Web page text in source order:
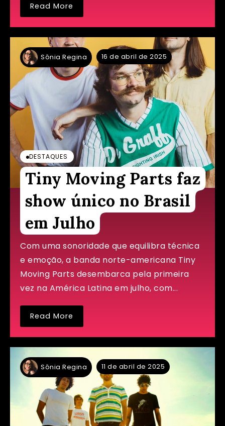
Read More
Sônia Regina 16 de abril de 2025
DESTAQUES
Tiny Moving Parts faz
show único no Brasil
em Julho
Com uma sonoridade que equilibra técnica
e emoção, a banda norte-americana Tiny
Moving Parts desembarca pela primeira
vez na América Latina em julho, com...
Read More
Sônia Regina 11 de abril de 2025